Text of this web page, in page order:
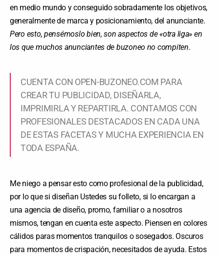
en medio mundo y conseguido sobradamente los objetivos,
generalmente de marca y posicionamiento, del anunciante.
Pero esto, pensémoslo bien, son aspectos de «otra liga» en
los que muchos anunciantes de buzoneo no compiten.
CUENTA CON OPEN-BUZONEO.COM PARA
CREAR TU PUBLICIDAD, DISEÑARLA,
IMPRIMIRLA Y REPARTIRLA. CONTAMOS CON
PROFESIONALES DESTACADOS EN CADA UNA
DE ESTAS FACETAS Y MUCHA EXPERIENCIA EN
TODA ESPAÑA.
Me niego a pensar esto como profesional de la publicidad,
por lo que si diseñan Ustedes su folleto, si lo encargan a
una agencia de diseño, promo, familiar o a nosotros
mismos, tengan en cuenta este aspecto. Piensen en colores
cálidos paras momentos tranquilos o sosegados. Oscuros
para momentos de crispación, necesitados de ayuda. Estos